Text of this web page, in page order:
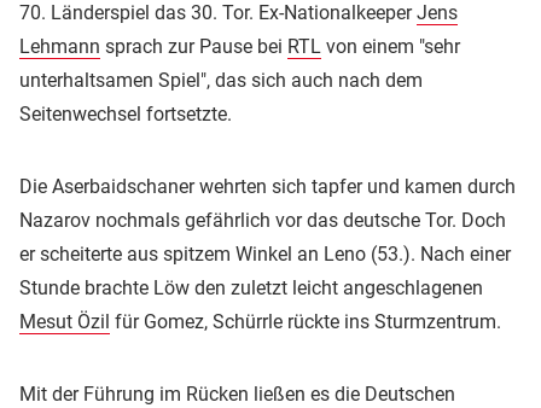
70. Länderspiel das 30. Tor. Ex-NationalkeeperJens
Lehmann sprach zur Pause bei RTL von einem "sehr
unterhaltsamen Spiel", das sich auch nach dem
Seitenwechsel fortsetzte.
Die Aserbaidschaner wehrten sich tapfer und kamen durch
Nazarov nochmals gefährlich vor das deutsche Tor. Doch
er scheiterte aus spitzem Winkel an Leno (53.). Nach einer
Stunde brachte Löw den zuletzt leicht angeschlagenen
Mesut Özil für Gomez, Schürrle rückte ins Sturmzentrum.
Mit der Führung im Rücken ließen es die Deutschen